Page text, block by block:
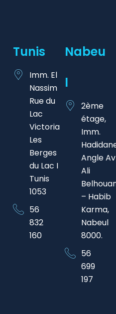
Tunis
Imm. El
Nassim
Rue du
Lac
Victoria
Les
Berges
du Lac I
Tunis
1053
56
832
160
Nabeu
L
2ème
étage,
Imm.
Angle Av
Ali
– Habib
Karma,
Nabeul
8000.​
56
699
197